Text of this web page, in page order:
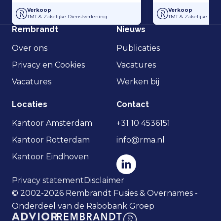
Overname Horti-Text door Agripers
Verkoop
TMT & Zakelijke Dienstverlening
Strategisch
Verkoop
TMT & Zakelijke
Rembrandt
Over ons
Privacy en Cookies
Vacatures
Nieuws
Publicaties
Vacatures
Werken bij
Locaties
Kantoor Amsterdam
Kantoor Rotterdam
Kantoor Eindhoven
Contact
+31 10 4536151
info@rma.nl
Privacy statementDisclaimer
© 2002-2026 Rembrandt Fusies & Overnames -
Onderdeel van de Rabobank Groep